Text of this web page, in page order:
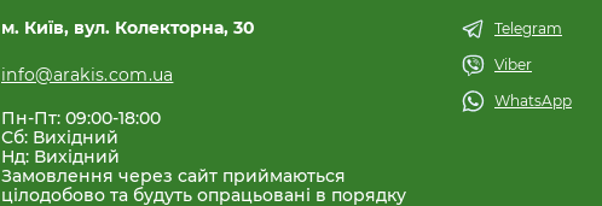
м. Київ, вул. Колекторна, 30
info@arakis.com.ua
Пн-Пт: 09:00-18:00
Сб: Вихідний
Нд: Вихідний
Замовлення через сайт приймаються
цілодобово та будуть опрацьовані в порядку
Telegram
Viber
WhatsApp